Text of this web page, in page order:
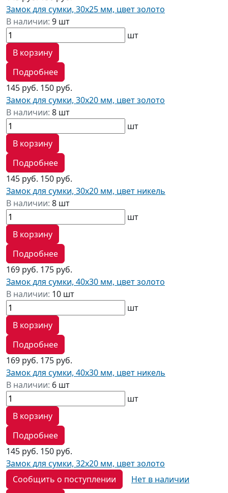
Замок для сумки, 30х25 мм, цвет золото
В наличии: 9 шт
шт
В корзину
Подробнее
145 руб. 150 руб.
Замок для сумки, 30х20 мм, цвет золото
В наличии: 8 шт
шт
В корзину
Подробнее
145 руб. 150 руб.
Замок для сумки, 30х20 мм, цвет никель
В наличии: 8 шт
шт
В корзину
Подробнее
169 руб. 175 руб.
Замок для сумки, 40х30 мм, цвет золото
В наличии: 10 шт
шт
В корзину
Подробнее
169 руб. 175 руб.
Замок для сумки, 40х30 мм, цвет никель
В наличии: 6 шт
шт
В корзину
Подробнее
145 руб. 150 руб.
Замок для сумки, 32х20 мм, цвет золото
Сообщить о поступлении
Нет в наличии